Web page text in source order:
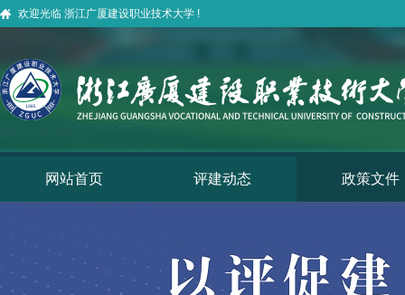
欢迎光临 浙江广厦建设职业技术大学 !
网站首页 评建动态 政策文件